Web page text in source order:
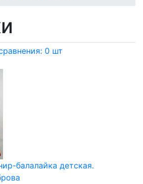
0 шт
балалайка детская.